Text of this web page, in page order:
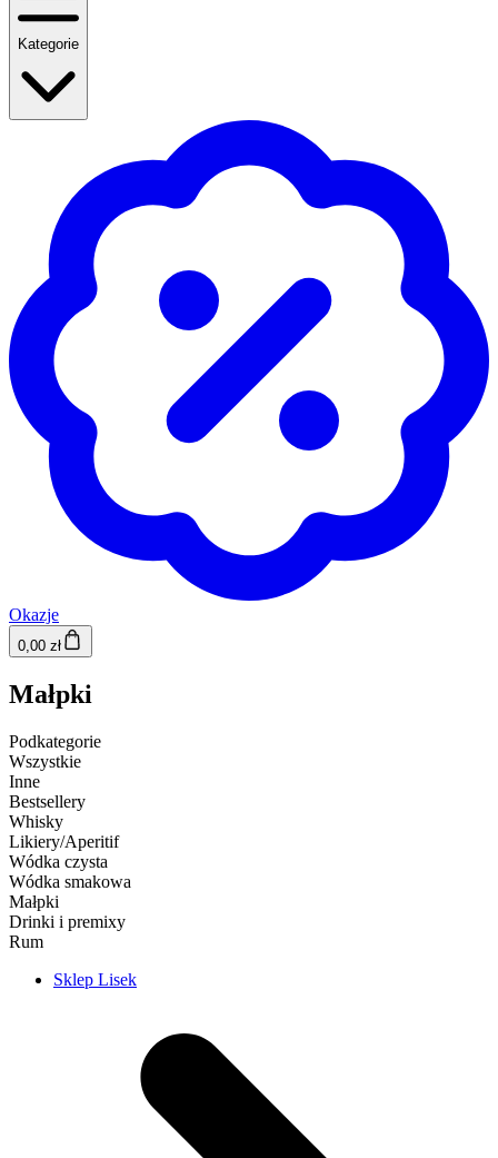
Kategorie
Okazje
0,00 zł
Małpki
Podkategorie
Wszystkie
Inne
Bestsellery
Whisky
Likiery/Aperitif
Wódka czysta
Wódka smakowa
Małpki
Drinki i premixy
Rum
Sklep Lisek